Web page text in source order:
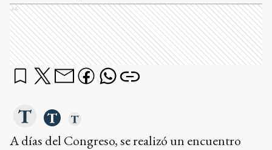
Ads
A días del Congreso, se realizó un encuentro